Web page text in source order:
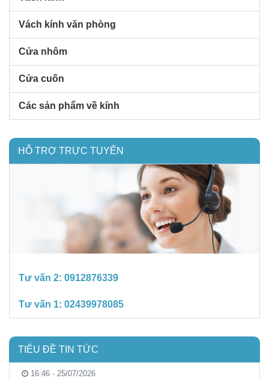
Vách kính văn phòng
Cửa nhôm
Cửa cuốn
Các sản phẩm về kính
HỖ TRỢ TRỰC TUYẾN
Tư vấn 2: 0912876339
Tư vấn 1: 02439978085
TIÊU ĐỀ TIN TỨC
16:46 - 25/07/2026